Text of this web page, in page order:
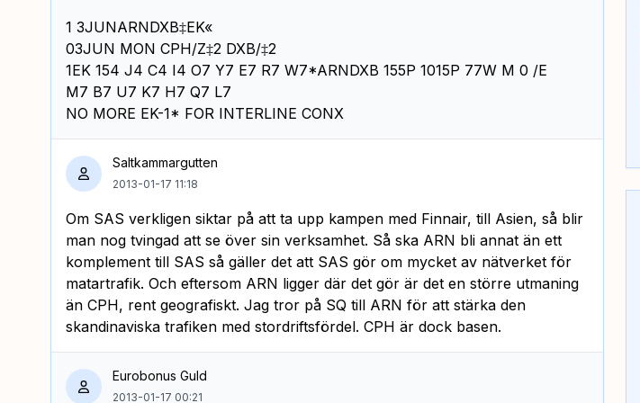
1 3JUNARNDXB‡EK«
03JUN MON CPH/Z‡2 DXB/‡2
1EK 154 J4 C4 I4 O7 Y7 E7 R7 W7*ARNDXB 155P 1015P 77W M 0 /E
M7 B7 U7 K7 H7 Q7 L7
NO MORE EK-1* FOR INTERLINE CONX
Saltkammargutten
2013-01-17 11:18
Om SAS verkligen siktar på att ta upp kampen med Finnair, till Asien, så blir
man nog tvingad att se över sin verksamhet. Så ska ARN bli annat än ett
komplement till SAS så gäller det att SAS gör om mycket av nätverket för
matartrafik. Och eftersom ARN ligger där det gör är det en större utmaning
än CPH, rent geografiskt. Jag tror på SQ till ARN för att stärka den
skandinaviska trafiken med stordriftsfördel. CPH är dock basen.
Eurobonus Guld
2013-01-17 00:21